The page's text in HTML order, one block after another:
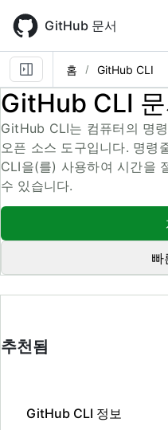
main
content
GitHub 문서
홈 GitHub CLI
GitHub CLI
GitHub CLI는 컴퓨터의 명
오픈 소스 도구입니다. 명령
CLI을(를) 사용하여 시간을
수 있습니다.
빠
추천됨
GitHub CLI 정보